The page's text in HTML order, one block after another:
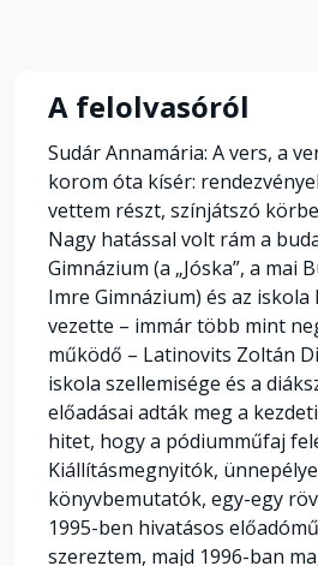
A felolvasóról
Sudár Annamária: A vers, a
korom óta kísér:
vettem részt, színjátszó
Nagy hatással volt rám a
Gimnázium (a „Jóska”, a mai
Imre Gimnázium) és az iskola
vezette – immár több mint
működő – Latinovits Zoltán
iskola szellemisége és a
előadásai adták meg a
hitet, hogy a pódiumműfaj
Kiállításmegnyitók,
könyvbemutatók, egy-egy
1995-ben hivatásos
szereztem, majd 1996-ban